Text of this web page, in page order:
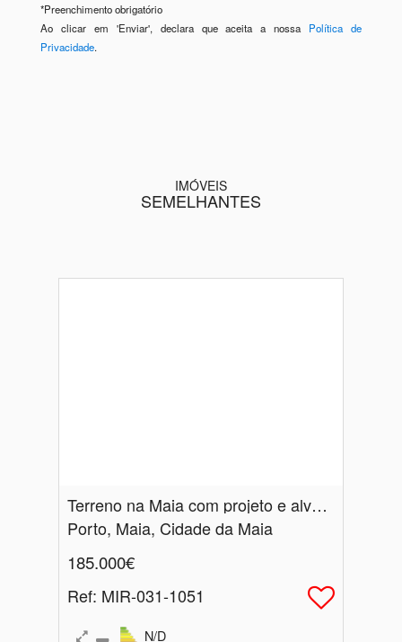
*Preenchimento obrigatório
Ao clicar em 'Enviar', declara que aceita a nossa Política de
Privacidade.
IMÓVEIS
SEMELHANTES
Terreno na Maia com projeto e alvará de loteamento
Porto, Maia, Cidade da Maia
185.000€
Ref: MIR-031-1051
N/D